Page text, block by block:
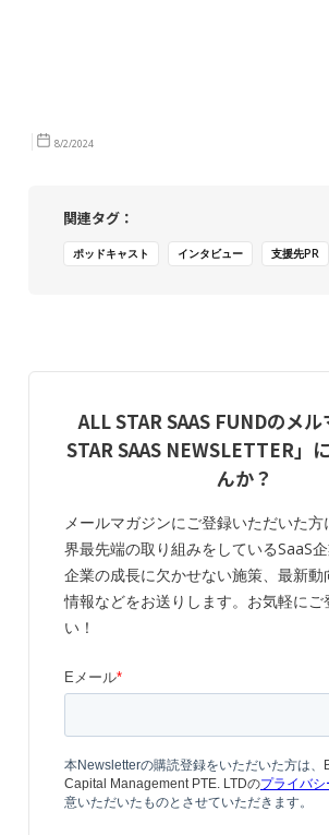
8/2/2024
関連タグ：
ポッドキャスト インタビュー 支援先PR
ALL STAR SAAS FUNDのメ
STAR SAAS NEWSLETTER」
んか？
メールマガジンにご登録いただいた方
界最先端の取り組みをしているSaaS企
企業の成長に欠かせない施策、最新動
情報などをお送りします。お気軽にご
い！